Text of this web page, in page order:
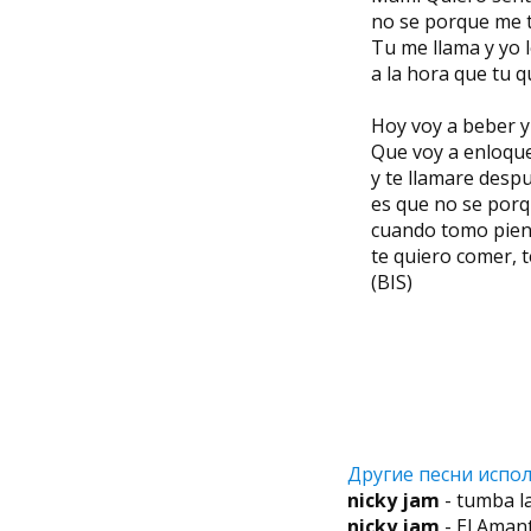
no se porque me
Tu me llama y yo
a la hora que tu
Hoy voy a beber
Que voy a
y te llamare
es que no se
cuando tomo
te quiero comer,
(BIS)
Другие песни
nicky jam - tumba